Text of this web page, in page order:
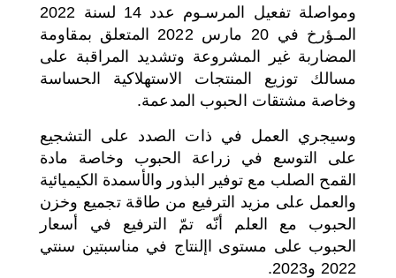
ومواصلة تفعيل المرسـوم عدد 14 لسنة 2022
المـؤرخ في 20 مارس 2022 المتعلق بمقاومة
المضاربة غير المشروعة وتشديد المراقبة على
مسالك توزيع المنتجات الاستهلاكية الحساسة
وخاصة مشتقات الحبوب المدعمة.
وسيجري العمل في ذات الصدد على التشجيع
على التوسع في زراعة الحبوب وخاصة مادة
القمح الصلب مع توفير البذور والأسمدة الكيميائية
والعمل على مزيد الترفيع من طاقة تجميع وخزن
الحبوب مع العلم أنّه تمّ الترفيع في أسعار
الحبوب على مستوى اإلنتاج في مناسبتين سنتي
2022 و2023.